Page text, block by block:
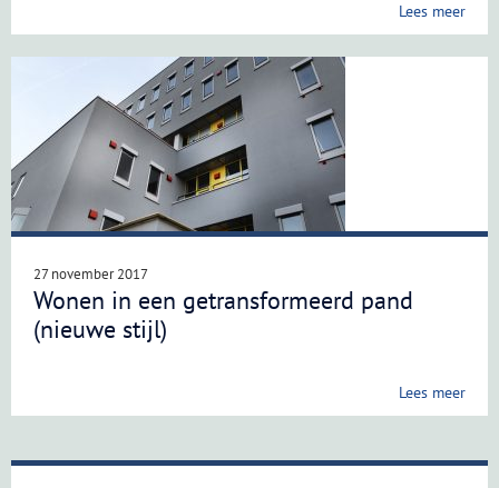
Lees meer
27 november 2017
Wonen in een getransformeerd pand
(nieuwe stijl)
Lees meer